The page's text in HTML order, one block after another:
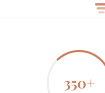
350+